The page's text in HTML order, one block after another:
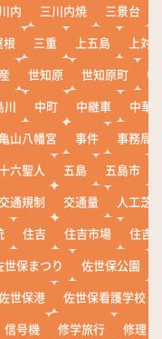
内 三川内焼 三景台
根 三重 上五島
上対
世知原 世知原町
中
川 中町 中継車
中華
亀山八幡宮 事件
事務局
六聖人 五島 五島市
通規制 交通量
人工芝
住吉 住吉市場
住吉
世保まつり 佐世保公園
世保港
佐世保看護学校
信号機 修学旅行
修理